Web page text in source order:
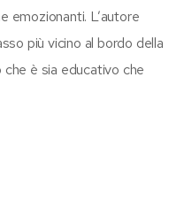
emozionanti. L’autore
più vicino al bordo della
è sia educativo che